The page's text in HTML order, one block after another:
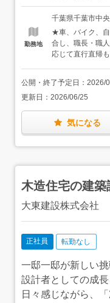
です。
希望の方はご相
は、日給×1.5倍
程度です（それ
許（AT限定も
されます！＜年
代の社員の年収
らず、会社への
勤務地
千葉県千葉市中
★車、バイク、
合し、職長・職
応じて直行直帰
公開・終了予定日： 2026/
更新日： 2026/06/25
気になる
木造住宅の建築
大東建設株式会社
正社員 転勤なし
一邸一邸が新しい挑
設計者としての成長
日々感じながら、